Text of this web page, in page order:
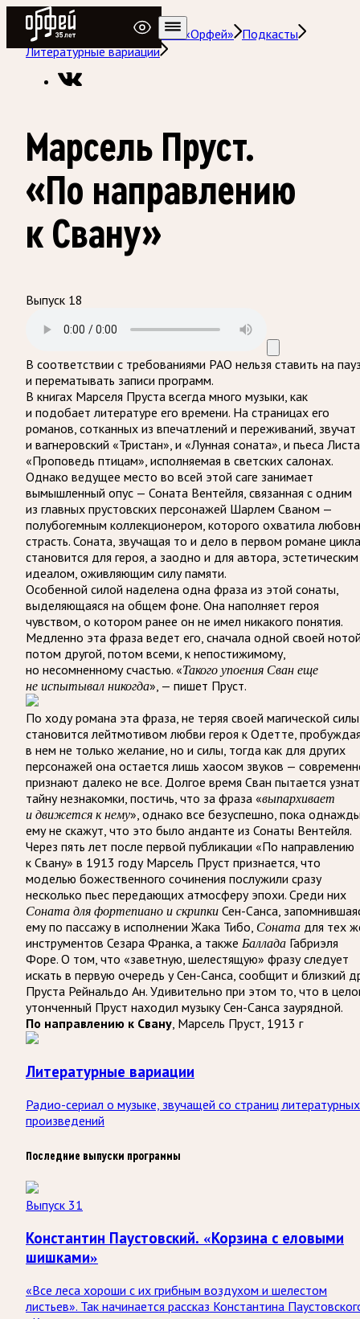
Радио Орфей
Радио классической музыки «Орфей» Подкасты
Литературные вариации
Марсель Пруст.
«По направлению
к Свану»
Выпуск 18
В соответствии с требованиями РАО нельзя ставить на
и перематывать записи программ.
В книгах Марселя Пруста всегда много музыки, как
и подобает литературе его времени. На страницах его
романов, сотканных из впечатлений и переживаний, звучат
и вагнеровский «Тристан», и «Лунная соната», и пьеса Листа
«Проповедь птицам», исполняемая в светских салонах.
Однако ведущее место во всей этой саге занимает
вымышленный опус — Соната Вентейля, связанная с одним
из главных прустовских персонажей Шарлем Сваном —
полубогемным коллекционером, которого охватила
страсть. Соната, звучащая то и дело в первом романе
становится для героя, а заодно и для автора, эстетическим
идеалом, оживляющим силу памяти.
Особенной силой наделена одна фраза из этой сонаты,
выделяющаяся на общем фоне. Она наполняет героя
чувством, о котором ранее он не имел никакого понятия.
Медленно эта фраза ведет его, сначала одной своей
потом другой, потом всеми, к непостижимому,
но несомненному счастью. «Такого упоения Сван еще
не испытывал никогда», — пишет Пруст.
По ходу романа эта фраза, не теряя своей магической
становится лейтмотивом любви героя к Одетте,
в нем не только желание, но и силы, тогда как для других
персонажей она остается лишь хаосом звуков —
признают далеко не все. Долгое время Сван пытается
тайну незнакомки, постичь, что за фраза «выпархивает
и движется к нему», однако все безуспешно, пока
ему не скажут, что это было анданте из Сонаты Вентейля.
Через пять лет после первой публикации «По направлению
к Свану» в 1913 году Марсель Пруст признается, что
моделью божественного сочинения послужили сразу
несколько пьес передающих атмосферу эпохи. Среди них
Соната для фортепиано и скрипки Сен-Санса,
ему по пассажу в исполнении Жака Тибо, Соната для тех
инструментов Сезара Франка, а также Баллада Габриэля
Форе. О том, что «заветную, шелестящую» фразу следует
искать в первую очередь у Сен-Санса, сообщит и близкий
Пруста Рейнальдо Ан. Удивительно при этом то, что в
утонченный Пруст находил музыку Сен-Санса заурядной.
По направлению к Свану , Марсель Пруст, 1913 г
Литературные вариации
Радио-сериал о музыке, звучащей со страниц литературных
произведений
Последние выпуски программы
Выпуск 31
Константин Паустовский. «Корзина с еловыми
шишками»
«Все леса хороши с их грибным воздухом и шелестом
листьев». Так начинается рассказ Константина